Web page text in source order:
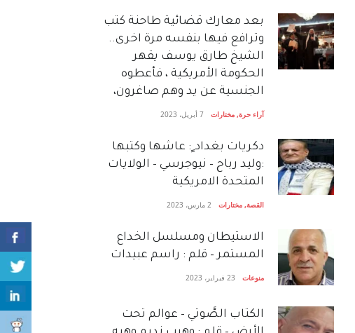
بعد معارك قضائية طاحنة كتب
وترافع فيها بنفسه مرة اخرى..
الشيخ طارق يوسف يقهر
الحكومة الأمريكية ، فأعطوه
الجنسية عن يد وهم صاغرون،
آراء حرة, مختارات 7 أبريل، 2023
دكريات بغداد ٍ: عاشها وكتبها
:وليد رباح – نيوجرسي – الولايات
المتحدة الامريكية
القصة, مختارات 2 مارس، 2023
الاستيطان ومسلسل الخداع
المستمر – قلم : راسم عبيدات
منوعات 23 فبراير، 2023
الكتاب الصَّوتي – عوالم تحت